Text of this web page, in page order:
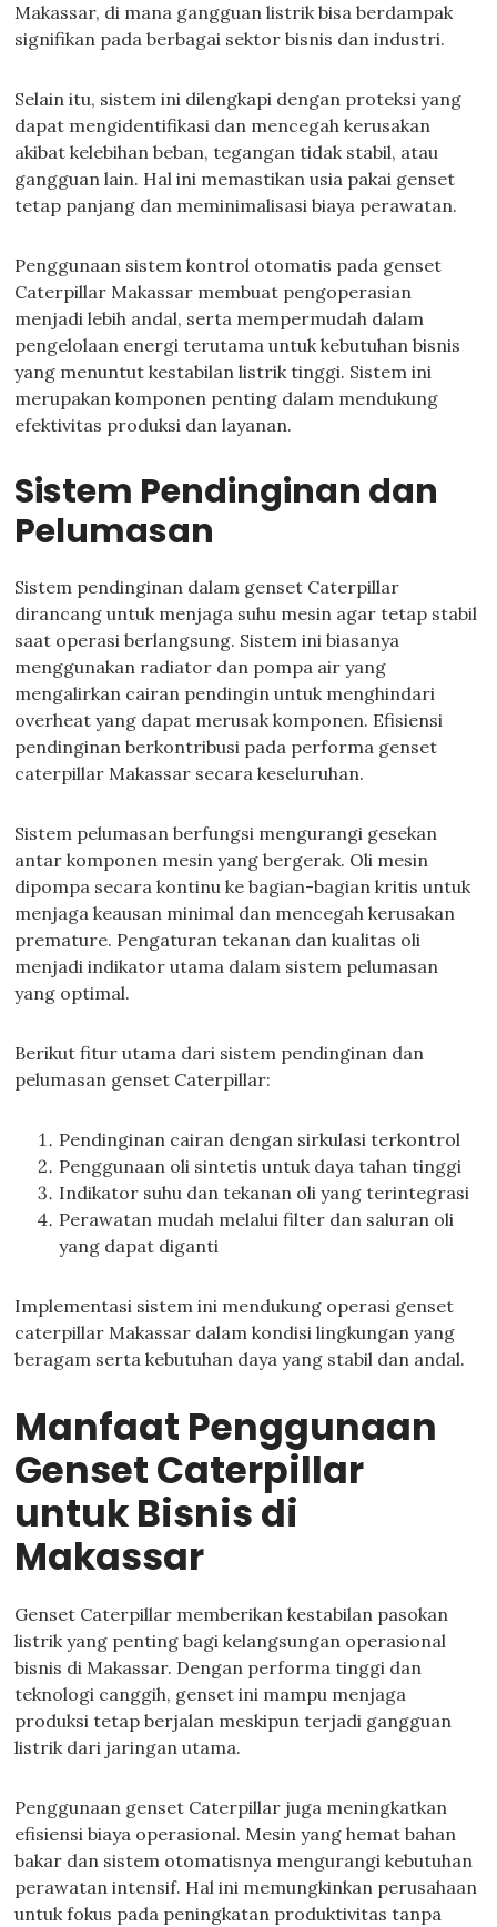
Makassar, di mana gangguan listrik bisa berdampak
signifikan pada berbagai sektor bisnis dan industri.
Selain itu, sistem ini dilengkapi dengan proteksi yang
dapat mengidentifikasi dan mencegah kerusakan
akibat kelebihan beban, tegangan tidak stabil, atau
gangguan lain. Hal ini memastikan usia pakai genset
tetap panjang dan meminimalisasi biaya perawatan.
Penggunaan sistem kontrol otomatis pada genset
Caterpillar Makassar membuat pengoperasian
menjadi lebih andal, serta mempermudah dalam
pengelolaan energi terutama untuk kebutuhan bisnis
yang menuntut kestabilan listrik tinggi. Sistem ini
merupakan komponen penting dalam mendukung
efektivitas produksi dan layanan.
Sistem Pendinginan dan
Pelumasan
Sistem pendinginan dalam genset Caterpillar
dirancang untuk menjaga suhu mesin agar tetap stabil
saat operasi berlangsung. Sistem ini biasanya
menggunakan radiator dan pompa air yang
mengalirkan cairan pendingin untuk menghindari
overheat yang dapat merusak komponen. Efisiensi
pendinginan berkontribusi pada performa genset
caterpillar Makassar secara keseluruhan.
Sistem pelumasan berfungsi mengurangi gesekan
antar komponen mesin yang bergerak. Oli mesin
dipompa secara kontinu ke bagian-bagian kritis untuk
menjaga keausan minimal dan mencegah kerusakan
premature. Pengaturan tekanan dan kualitas oli
menjadi indikator utama dalam sistem pelumasan
yang optimal.
Berikut fitur utama dari sistem pendinginan dan
pelumasan genset Caterpillar:
Pendinginan cairan dengan sirkulasi terkontrol
Penggunaan oli sintetis untuk daya tahan tinggi
Indikator suhu dan tekanan oli yang terintegrasi
Perawatan mudah melalui filter dan saluran oli
yang dapat diganti
Implementasi sistem ini mendukung operasi genset
caterpillar Makassar dalam kondisi lingkungan yang
beragam serta kebutuhan daya yang stabil dan andal.
Manfaat Penggunaan
Genset Caterpillar
untuk Bisnis di
Makassar
Genset Caterpillar memberikan kestabilan pasokan
listrik yang penting bagi kelangsungan operasional
bisnis di Makassar. Dengan performa tinggi dan
teknologi canggih, genset ini mampu menjaga
produksi tetap berjalan meskipun terjadi gangguan
listrik dari jaringan utama.
Penggunaan genset Caterpillar juga meningkatkan
efisiensi biaya operasional. Mesin yang hemat bahan
bakar dan sistem otomatisnya mengurangi kebutuhan
perawatan intensif. Hal ini memungkinkan perusahaan
untuk fokus pada peningkatan produktivitas tanpa